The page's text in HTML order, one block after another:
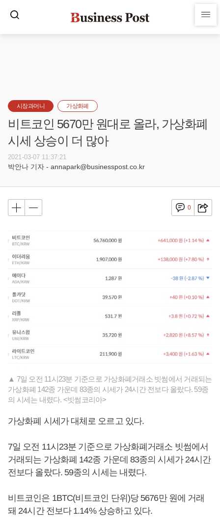
시장과머니 가상화폐
비트코인 5670만 원대로 올라, 가상화폐
시세 상승이 더 많아
2021-03-07 11:37:21
박안나 기자 - annapark@businesspost.co.kr
0
▲ 7일 오전 11시23분 기준으로 가상화폐거래소 빗썸에서 거래되는
가상화폐 142종 가운데 83종의 시세가 24시간 전보다 올랐다. 59종
의 시세는 내렸다. <빗썸코리아>
가상화폐 시세가 대체로 오르고 있다.
7일 오전 11시23분 기준으로 가상화폐거래소 빗썸에서
거래되는 가상화폐 142종 가운데 83종의 시세가 24시간
전보다 올랐다. 59종의 시세는 내렸다.
비트코인은 1BTC(비트코인 단위)당 5676만 원에 거래
돼 24시간 전보다 1.14% 상승하고 있다.